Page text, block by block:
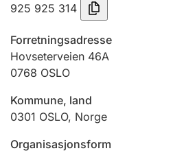
Tinglysing
Jeger
Ektepaktveileder
925 925 314
Forretningsadresse
Hovseterveien 46A
0768 OSLO
Kommune, land
0301 OSLO, Norge
Organisasjonsform